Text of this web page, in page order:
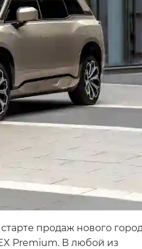
продаж нового
Premium. В любой из